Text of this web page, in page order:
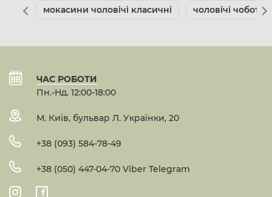
мокасини чоловічі класичні чоловічі чоботи
ЧАС РОБОТИ
Пн.-Нд. 12:00-18:00
М. Київ, бульвар Л. Українки, 20
+38 (093) 584-78-49
+38 (050) 447-04-70 Viber Telegram